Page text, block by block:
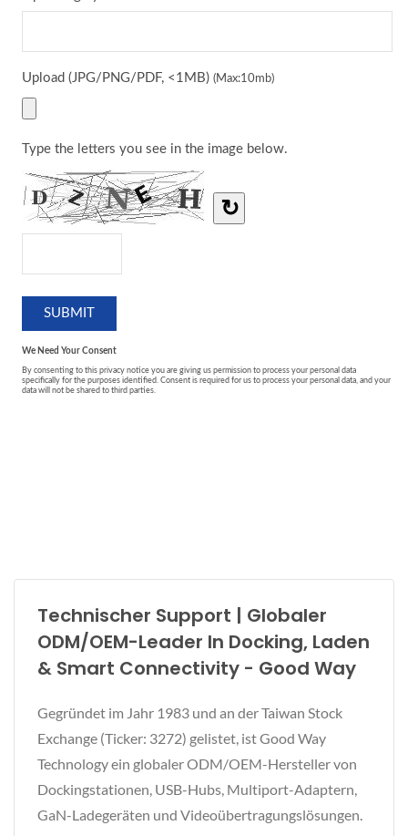
Technischer Support | Globaler
ODM/OEM-Leader In Docking, Laden
& Smart Connectivity - Good Way
Gegründet im Jahr 1983 und an der Taiwan Stock
Exchange (Ticker: 3272) gelistet, ist Good Way
Technology ein globaler ODM/OEM-Hersteller von
Dockingstationen, USB-Hubs, Multiport-Adaptern,
GaN-Ladegeräten und Videoübertragungslösungen.